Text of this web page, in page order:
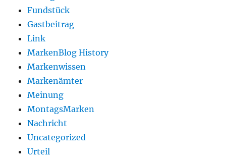
Fundstück
Gastbeitrag
Link
MarkenBlog History
Markenwissen
Markenämter
Meinung
MontagsMarken
Nachricht
Uncategorized
Urteil